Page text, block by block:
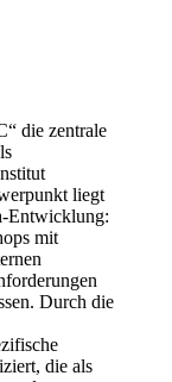
die zentrale
liegt
Entwicklung:
mit
Durch die
die als